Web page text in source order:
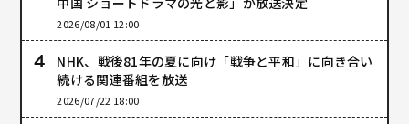
2026/08/01 12:00
NHK、戦後81年の夏に向け「戦争と平和」に向き合い
続ける関連番組を放送
2026/07/22 18:00